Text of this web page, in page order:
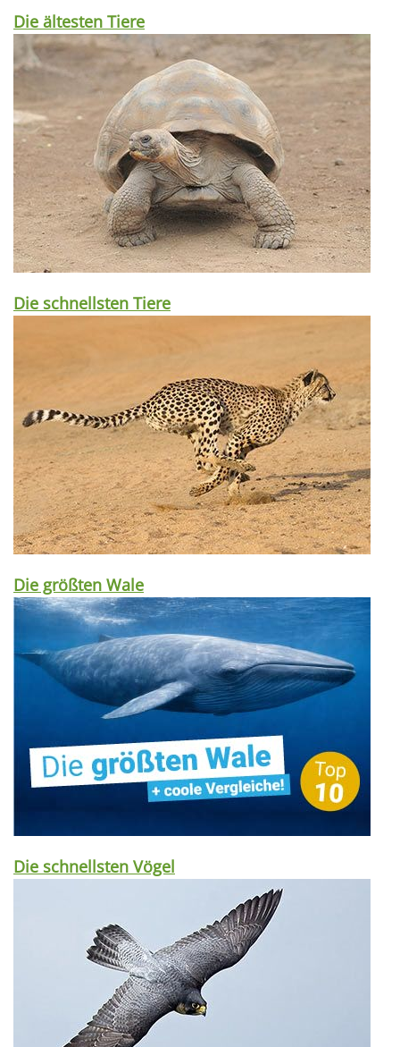
Die ältesten Tiere
Die schnellsten Tiere
Die größten Wale
Die schnellsten Vögel